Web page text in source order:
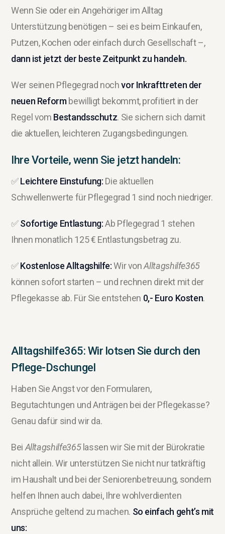
Wenn Sie oder ein Angehöriger im Alltag
Unterstützung benötigen – sei es beim Einkaufen,
Putzen, Kochen oder einfach durch Gesellschaft –,
dann ist jetzt der beste Zeitpunkt zu handeln.
Wer seinen Pflegegrad nochvor Inkrafttreten der
neuen Reformbewilligt bekommt, profitiert in der
Regel vom Bestandsschutz. Sie sichern sich damit
die aktuellen, leichteren Zugangsbedingungen.
Ihre Vorteile, wenn Sie jetzt handeln:
✅Leichtere Einstufung: Die aktuellen
Schwellenwerte für Pflegegrad 1 sind noch niedriger.
✅Sofortige Entlastung:Ab Pflegegrad 1 stehen
Ihnen monatlich 125 € Entlastungsbetrag zu.
✅Kostenlose Alltagshilfe:Wir vonAlltagshilfe365
können sofort starten – und rechnen direkt mit der
Pflegekasse ab. Für Sie entstehen 0,- Euro Kosten.
Alltagshilfe365: Wir lotsen Sie durch den
Pflege-Dschungel
Haben Sie Angst vor den Formularen,
Begutachtungen und Anträgen bei der Pflegekasse?
Genau dafür sind wir da.
Bei Alltagshilfe365lassen wir Sie mit der Bürokratie
nicht allein. Wir unterstützen Sie nicht nur tatkräftig
im Haushalt und bei der Seniorenbetreuung, sondern
helfen Ihnen auch dabei, Ihre wohlverdienten
Ansprüche geltend zu machen. So einfach geht’s mit
uns: